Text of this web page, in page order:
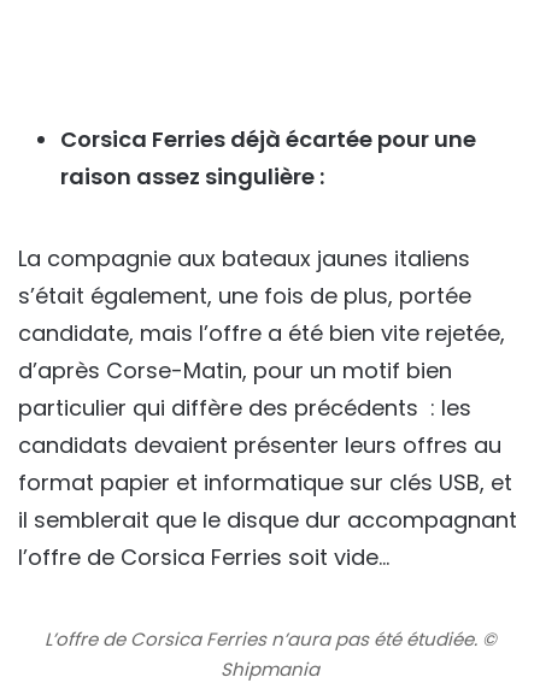
Corsica Ferries déjà écartée pour une
raison assez singulière :
La compagnie aux bateaux jaunes italiens
s’était également, une fois de plus, portée
candidate, mais l’offre a été bien vite rejetée,
d’après Corse-Matin, pour un motif bien
particulier qui diffère des précédents : les
candidats devaient présenter leurs offres au
format papier et informatique sur clés USB, et
il semblerait que le disque dur accompagnant
l’offre de Corsica Ferries soit vide…
L’offre de Corsica Ferries n’aura pas été étudiée. ©
Shipmania